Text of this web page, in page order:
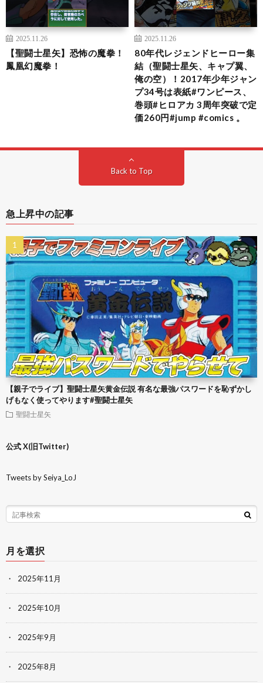
2025.11.26
【聖闘士星矢】恐怖の魔拳！
鳳凰幻魔拳！
2025.11.26
80年代レジェンドヒーロー集
結（聖闘士星矢、キャプ翼、
俺の空）！2017年少年ジャン
プ34号は表紙#ワンピース、
巻頭#ヒロアカ 3周年突破で定
価260円#jump #comics 。
Back to Top
急上昇中の記事
【親子でライブ】聖闘士星矢黄金伝説 有名な最強パスワードを恥ずかし
げもなく使ってやります#聖闘士星矢
聖闘士星矢
公式 X(旧Twitter)
Tweets by Seiya_LoJ
月を選択
2025年11月
2025年10月
2025年9月
2025年8月